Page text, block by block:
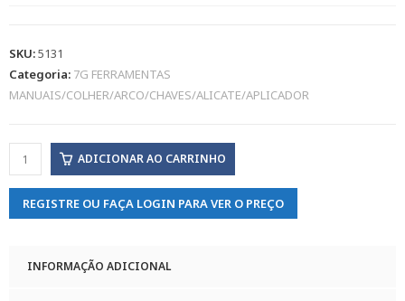
SKU:5131
Categoria: 7G FERRAMENTAS
MANUAIS/COLHER/ARCO/CHAVES/ALICATE/APLICADOR
ADICIONAR AO CARRINHO
REGISTRE OU FAÇA LOGIN PARA VER O PREÇO
INFORMAÇÃO ADICIONAL